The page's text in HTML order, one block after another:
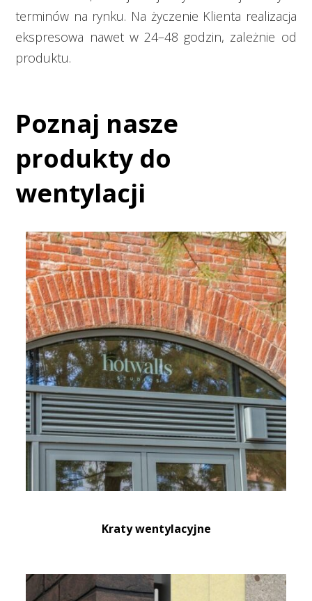
terminów na rynku. Na życzenie Klienta realizacja
ekspresowa nawet w 24–48 godzin, zależnie od
produktu.
Poznaj nasze
produkty do
wentylacji
Kraty wentylacyjne